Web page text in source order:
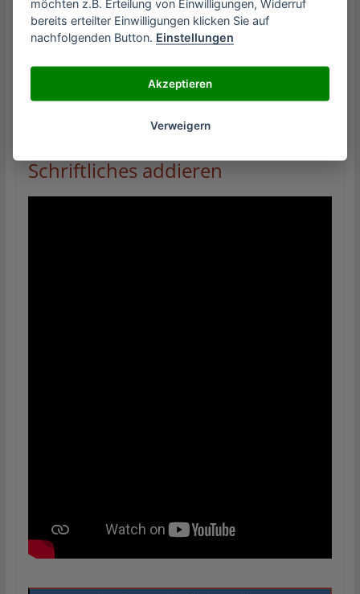
Mehr Infos zu Rechenregeln
Schriftliches addieren
möchten z.B. Erteilung von Einwilligungen, Widerruf
bereits erteilter Einwilligungen klicken Sie auf
nachfolgenden Button. Einstellungen
Akzeptieren
Verweigern